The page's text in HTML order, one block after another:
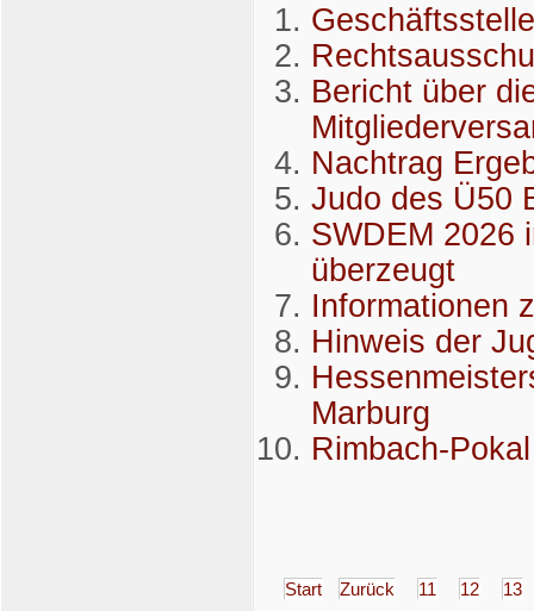
Bericht über
Nachtrag
Judo des Ü50
SWDEM 2026
überzeugt
Informationen
Hinweis der
Marburg
Rimbach-
Start Zurück 11 12 13